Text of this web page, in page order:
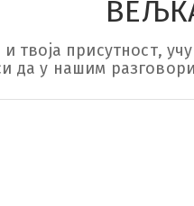
и твоја присутност,
да у нашим